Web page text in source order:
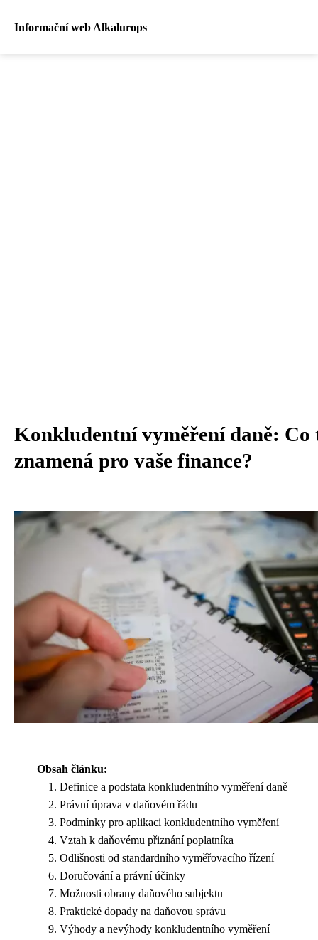
Informační web Alkalurops
Konkludentní vyměření daně: Co
znamená pro vaše finance?
Obsah článku:
Definice a podstata konkludentního vyměření daně
Právní úprava v daňovém řádu
Podmínky pro aplikaci konkludentního vyměření
Vztah k daňovému přiznání poplatníka
Odlišnosti od standardního vyměřovacího řízení
Doručování a právní účinky
Možnosti obrany daňového subjektu
Praktické dopady na daňovou správu
Výhody a nevýhody konkludentního vyměření